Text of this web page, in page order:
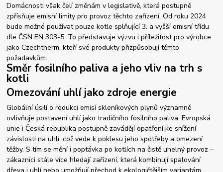
Domácnosti však čelí změnám v legislativě, která postupně
zpřísňuje emisní limity pro provoz těchto zařízení. Od roku 2024
bude možné používat pouze kotle splňující 3. a vyšší emisní třídu
dle ČSN EN 303-5. To představuje výzvu i příležitost pro výrobce
jako Czechtherm, kteří své produkty přizpůsobují těmto
požadavkům.
Směr fosilního paliva a jeho vliv na trh s
kotli
Omezování uhlí jako zdroje energie
Globální úsilí o redukci emisí skleníkových plynů významně
ovlivňuje postavení uhlí jako tradičního fosilního paliva. Evropská
unie i Česká republika postupně zavádějí opatření ke snížení
závislosti na uhlí, což vede k poklesu jeho spotřeby a omezení
těžby. S tím se mění i poptávka po kotlích na čistě uhelný provoz –
zákazníci stále více hledají zařízení, která kombinují spalování
dřeva i uhlí nebo umožňují přechod k ekologičtějším variantám